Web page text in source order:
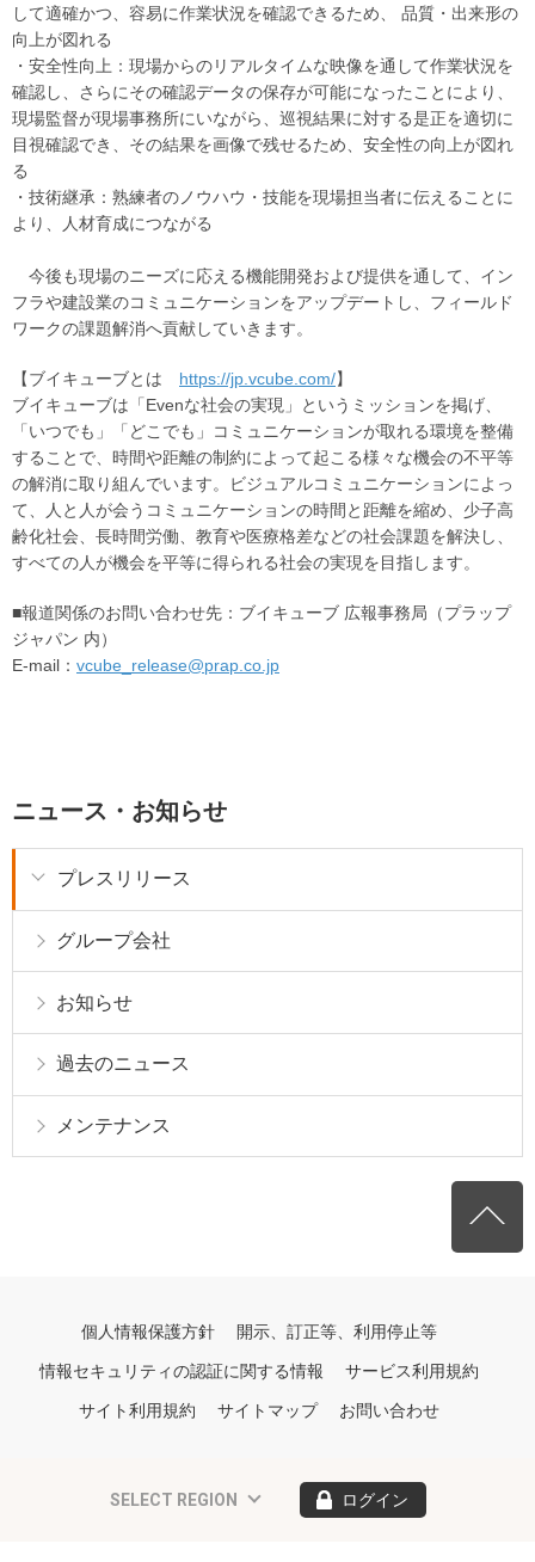
して適確かつ、容易に作業状況を確認できるため、 品質・出来形の
向上が図れる
・安全性向上：現場からのリアルタイムな映像を通して作業状況を
確認し、さらにその確認データの保存が可能になったことにより、
現場監督が現場事務所にいながら、巡視結果に対する是正を適切に
目視確認でき、その結果を画像で残せるため、安全性の向上が図れ
る
・技術継承：熟練者のノウハウ・技能を現場担当者に伝えることに
より、人材育成につながる
今後も現場のニーズに応える機能開発および提供を通して、イン
フラや建設業のコミュニケーションをアップデートし、フィールド
ワークの課題解消へ貢献していきます。
【ブイキューブとは https://jp.vcube.com/】
ブイキューブは「Evenな社会の実現」というミッションを掲げ、
「いつでも」「どこでも」コミュニケーションが取れる環境を整備
することで、時間や距離の制約によって起こる様々な機会の不平等
の解消に取り組んでいます。ビジュアルコミュニケーションによっ
て、人と人が会うコミュニケーションの時間と距離を縮め、少子高
齢化社会、長時間労働、教育や医療格差などの社会課題を解決し、
すべての人が機会を平等に得られる社会の実現を目指します。
■報道関係のお問い合わせ先：ブイキューブ 広報事務局（プラップ
ジャパン 内）
E-mail： vcube_release@prap.co.jp
ニュース・お知らせ
プレスリリース
グループ会社
お知らせ
過去のニュース
メンテナンス
個人情報保護方針 開示、訂正等、利用停止等
情報セキュリティの認証に関する情報 サービス利用規約
サイト利用規約 サイトマップ お問い合わせ
SELECT REGION ログイン